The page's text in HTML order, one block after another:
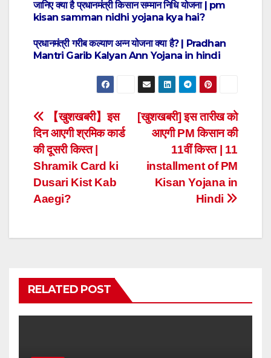
जानिए क्या है प्रधानमंत्री किसान सम्मान निधि योजना | pm
kisan samman nidhi yojana kya hai?
प्रधानमंत्री गरीब कल्याण अन्न योजना क्या है? | Pradhan
Mantri Garib Kalyan Ann Yojana in hindi
Post
navigation
[खुशखबरी] इस तारीख को
आएगी PM किसान की
11वीं किस्त | 11
installment of PM
Kisan Yojana in
Hindi
【खुशखबरी】इस
दिन आएगी श्रमिक कार्ड
की दूसरी किस्त |
Shramik Card ki
Dusari Kist Kab
Aaegi?
RELATED POST